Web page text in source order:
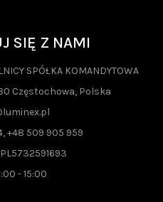
SIĘ Z NAMI
SPÓŁKA KOMANDYTOWA
Częstochowa, Polska
+48 509 905 959
- 15:00